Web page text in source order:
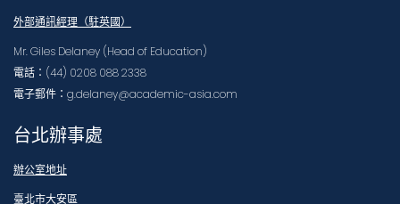
外部通訊經理（駐英國）
Mr. Giles Delaney (Head of Education)
電話：(44) 0208 088 2338
電子郵件：g.delaney@academic-asia.com
台北辦事處
辦公室地址
臺北市大安區